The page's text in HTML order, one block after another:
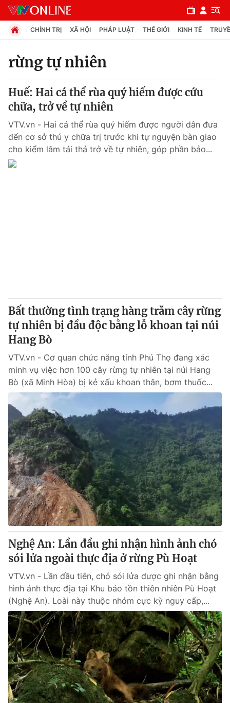
Chuyên mục
Chính trị
Xã hội
Pháp luật
Góc doanh nghiệp
Truyền hình
Phim VTV
Hậu trường
Nhân vật
Khán giả
Giải sao mai
Giải trí
Điện ảnh
Âm nhạc
Sao
Đời sống
Du lịch
Làm đẹp
Chất lượng cuộc sống
Giáo dục
Tuyển sinh
Học trực tuyến
Công nghệ
Hitech Công nghệ tương lai
Sản phẩm
Thị trường
Tư vấn
Giao lưu trực tuyến
Lịch phát sóng
Chuyên mục khác
Emagazine Podcast
Photo Infographic
Video Shorts video
VTV Money VTV Thể thao
VTV Sức khoẻ Bất động sản
Thị trường 24h Tấm lòng Việt
CHÍNH TRỊ XÃ HỘI PHÁP LUẬT THẾ GIỚI KINH TẾ
rừng tự nhiên
Huế: Hai cá thể rùa quý hiếm được cứu
chữa, trở về tự nhiên
VTV.vn - Hai cá thể rùa quý hiếm được người dân đưa
đến cơ sở thú y chữa trị trước khi tự nguyện bàn giao
cho kiểm lâm tái thả trở về tự nhiên, góp phần bảo...
Bất thường tình trạng hàng trăm cây rừng
tự nhiên bị đầu độc bằng lỗ khoan tại núi
Hang Bò
VTV.vn - Cơ quan chức năng tỉnh Phú Thọ đang xác
minh vụ việc hơn 100 cây rừng tự nhiên tại núi Hang
Bò (xã Minh Hòa) bị kẻ xấu khoan thân, bơm thuốc...
Nghệ An: Lần đầu ghi nhận hình ảnh chó
sói lửa ngoài thực địa ở rừng Pù Hoạt
VTV.vn - Lần đầu tiên, chó sói lửa được ghi nhận bằng
hình ảnh thực địa tại Khu bảo tồn thiên nhiên Pù Hoạt
(Nghệ An). Loài này thuộc nhóm cực kỳ nguy cấp,...